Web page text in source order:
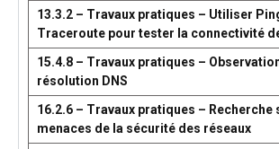
13.3.2 – Travaux pratiques – Utiliser
Traceroute pour tester la connectivité
15.4.8 – Travaux pratiques –
résolution DNS
16.2.6 – Travaux pratiques – Recherche
menaces de la sécurité des réseaux